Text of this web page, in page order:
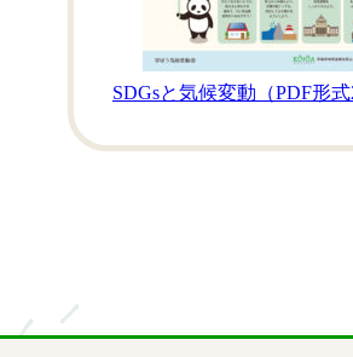
SDGsと気候変動 （PDF形式